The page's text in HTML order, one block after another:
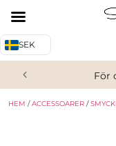
SEK
För
HEM /ACCESSOARER /
Alla produkter
Om oss